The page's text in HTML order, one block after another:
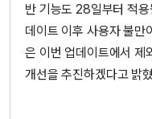
반 기능도 28일부터 적
데이트 이후 사용자 불만
은 이번 업데이트에서 제
개선을 추진하겠다고 밝